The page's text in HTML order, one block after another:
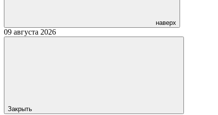
наверх
09 августа 2026
Закрыть